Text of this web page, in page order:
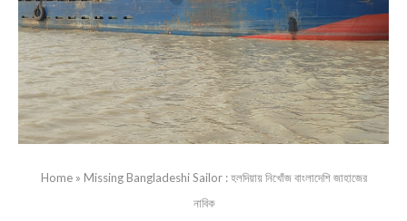
Home» Missing Bangladeshi Sailor : হলদিয়ায় নিখোঁজ বাংলাদেশি জাহাজের
নাবিক